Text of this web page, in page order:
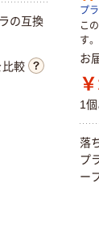
の互換
比較
こ
す。
お
1
落
プ
ー